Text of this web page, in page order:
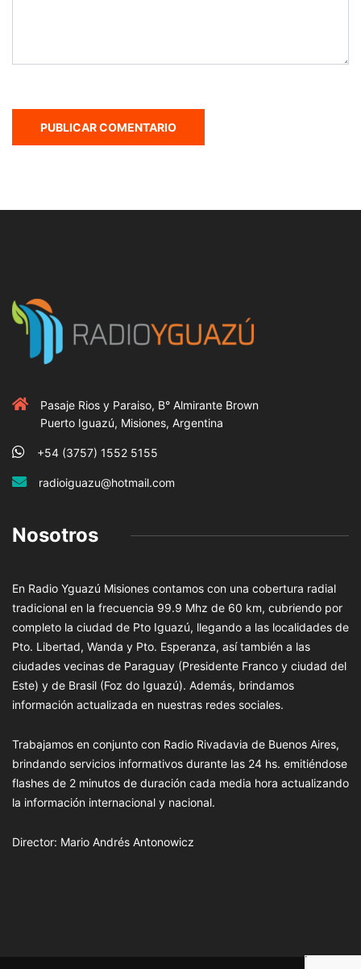
Pasaje Rios y Paraiso, B° Almirante Brown
Puerto Iguazú, Misiones, Argentina
+54 (3757) 1552 5155
radioiguazu@hotmail.com
Nosotros
En Radio Yguazú Misiones contamos con una cobertura radial
tradicional en la frecuencia 99.9 Mhz de 60 km, cubriendo por
completo la ciudad de Pto Iguazú, llegando a las localidades de
Pto. Libertad, Wanda y Pto. Esperanza, así también a las
ciudades vecinas de Paraguay (Presidente Franco y ciudad del
Este) y de Brasil (Foz do Iguazú). Además, brindamos
información actualizada en nuestras redes sociales.
Trabajamos en conjunto con Radio Rivadavia de Buenos Aires,
brindando servicios informativos durante las 24 hs. emitiéndose
flashes de 2 minutos de duración cada media hora actualizando
la información internacional y nacional.
Director: Mario Andrés Antonowicz